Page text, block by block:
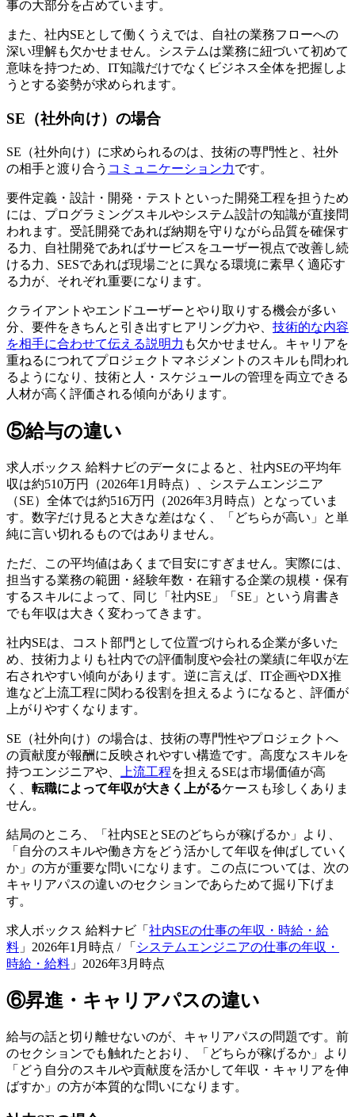
事の大部分を占めています。
また、社内SEとして働くうえでは、自社の業務フローへの
深い理解も欠かせません。システムは業務に紐づいて初めて
意味を持つため、 IT知識だけでなくビジネス全体を把握しよ
うとする姿勢が求められます。
SE（社外向け）の場合
SE（社外向け）に求められるのは、技術の専門性と、社外
の相手と渡り合う コミュニケーション力です。
要件定義・設計・開発・テストといった開発工程を担うため
には、プログラミングスキルやシステム設計の知識が直接問
われます。受託開発であれば納期を守りながら品質を確保す
る力、自社開発であればサービスをユーザー視点で改善し続
ける力、SESであれば現場ごとに異なる環境に素早く適応す
る力が、それぞれ重要になります。
クライアントやエンドユーザーとやり取りする機会が多い
分、要件をきちんと引き出すヒアリング力や、 技術的な内容
を相手に合わせて伝える説明力 も欠かせません。キャリアを
重ねるにつれてプロジェクトマネジメントのスキルも問われ
るようになり、 技術と人・スケジュールの管理を両立できる
人材が高く評価される傾向があります。
⑤給与の違い
求人ボックス 給料ナビのデータによると、社内SEの平均年
収は約510万円（2026年1月時点）、システムエンジニア
（SE）全体では約516万円（2026年3月時点）となっていま
す。数字だけ見ると大きな差はなく、「どちらが高い」と単
純に言い切れるものではありません。
ただ、この平均値はあくまで目安にすぎません。実際には、
担当する業務の範囲・経験年数・在籍する企業の規模・保有
するスキルによって、同じ「社内SE」「SE」という肩書き
でも年収は大きく変わってきます。
社内SEは、コスト部門として位置づけられる企業が多いた
め、技術力よりも社内での評価制度や会社の業績に年収が左
右されやすい傾向があります。逆に言えば、IT企画やDX推
進など上流工程に関わる役割を担えるようになると、評価が
上がりやすくなります。
SE（社外向け）の場合は、技術の専門性やプロジェクトへ
の貢献度が報酬に反映されやすい構造です。高度なスキルを
持つエンジニアや、
上流工程を担えるSEは市場価値が高
く、 転職によって年収が大きく上がるケースも珍しくありま
せん。
結局のところ、「社内SEとSEのどちらが稼げるか」より、
「自分のスキルや働き方をどう活かして年収を伸ばしていく
か」の方が重要な問いになります。この点については、次の
キャリアパスの違いのセクションであらためて掘り下げま
す。
求人ボックス 給料ナビ「 社内SEの仕事の年収・時給・給
料 」2026年1月時点 / 「 システムエンジニアの仕事の年収・
時給・給料 」2026年3月時点
⑥昇進・キャリアパスの違い
給与の話と切り離せないのが、キャリアパスの問題です。前
のセクションでも触れたとおり、「どちらが稼げるか」より
「どう自分のスキルや貢献度を活かして年収・キャリアを伸
ばすか」の方が本質的な問いになります。